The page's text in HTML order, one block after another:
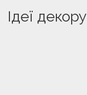
Ідеї декору